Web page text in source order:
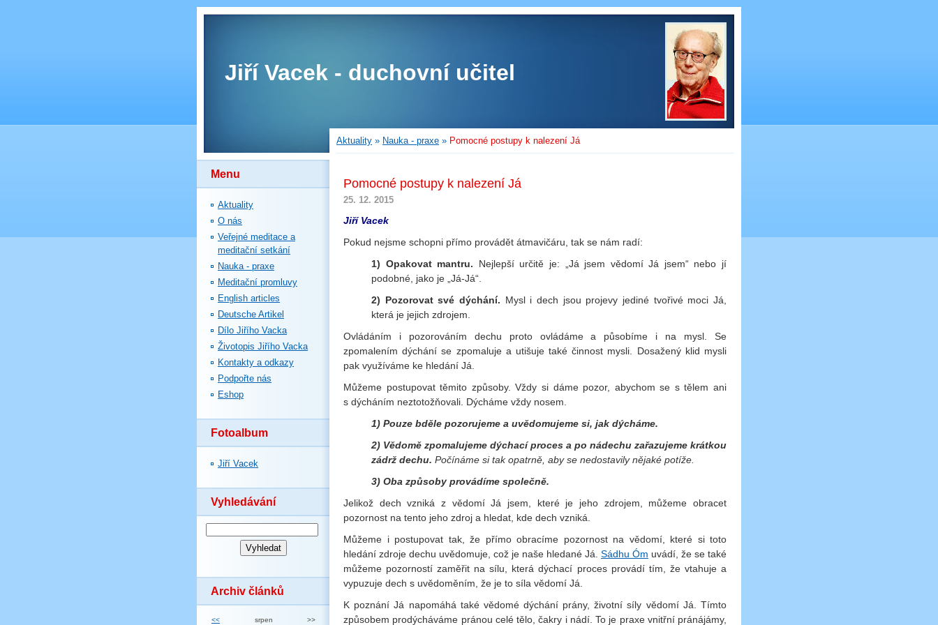
Jiří Vacek - duchovní učitel
Menu
Aktuality
O nás
Veřejné meditace a
meditační setkání
Nauka - praxe
Meditační promluvy
English articles
Deutsche Artikel
Dílo Jiřího Vacka
Životopis Jiřího Vacka
Kontakty a odkazy
Podpořte nás
Eshop
Fotoalbum
Jiří Vacek
Vyhledávání
Archiv článků
<< srpen >>
Aktuality » Nauka - praxe » Pomocné postupy k nalezení Já
Pomocné postupy k nalezení Já
25. 12. 2015
Jiří Vacek
Pokud nejsme schopni přímo provádět átmavičáru, tak se nám radí:
1) Opakovat mantru. Nejlepší určitě je: „Já jsem vědomí Já jsem“ nebo jí
podobné, jako je „Já-Já“.
2) Pozorovat své dýchání. Mysl i dech jsou projevy jediné tvořivé moci Já,
která je jejich zdrojem.
Ovládáním i pozorováním dechu proto ovládáme a působíme i na mysl. Se
zpomalením dýchání se zpomaluje a utišuje také činnost mysli. Dosažený klid mysli
pak využíváme ke hledání Já.
Můžeme postupovat těmito způsoby. Vždy si dáme pozor, abychom se s tělem ani
s dýcháním neztotožňovali. Dýcháme vždy nosem.
1) Pouze bděle pozorujeme a uvědomujeme si, jak dýcháme.
2) Vědomě zpomalujeme dýchací proces a po nádechu zařazujeme krátkou
zádrž dechu. Počínáme si tak opatrně, aby se nedostavily nějaké potíže.
3) Oba způsoby provádíme společně.
Jelikož dech vzniká z vědomí Já jsem, které je jeho zdrojem, můžeme obracet
pozornost na tento jeho zdroj a hledat, kde dech vzniká.
Můžeme i postupovat tak, že přímo obracíme pozornost na vědomí, které si toto
hledání zdroje dechu uvědomuje, což je naše hledané Já. Sádhu Óm uvádí, že se také
můžeme pozorností zaměřit na sílu, která dýchací proces provádí tím, že vtahuje a
vypuzuje dech s uvědoměním, že je to síla vědomí Já.
K poznání Já napomáhá také vědomé dýchání prány, životní síly vědomí Já. Tímto
způsobem prodýcháváme pránou celé tělo, čakry i nádí. To je praxe vnitřní pránájámy,